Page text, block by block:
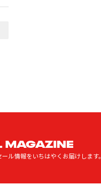
MAGAZINE
ル情報をいちはやくお届けします。